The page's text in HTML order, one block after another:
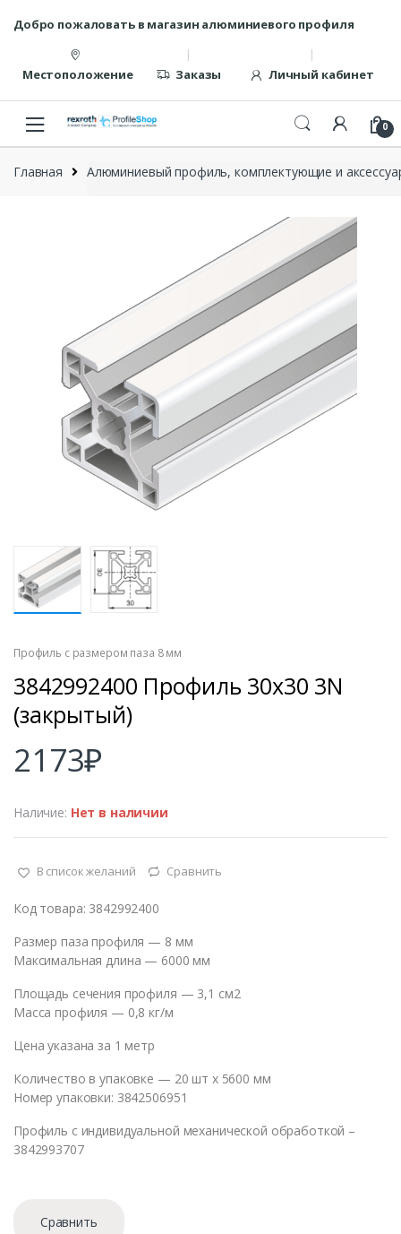
содержанию
Добро пожаловать в магазин алюминиевого профиля
Местоположение Заказы Личный кабинет
0
Главная Алюминиевый профиль, комплектующие и
Профиль с размером паза 8 мм
3842992400 Профиль 30х30 3N
(закрытый)
2173₽
Наличие: Нет в наличии
В список желаний Сравнить
Код товара: 3842992400
Размер паза профиля — 8 мм
Максимальная длина — 6000 мм
Площадь сечения профиля — 3,1 см2
Масса профиля — 0,8 кг/м
Цена указана за 1 метр
Количество в упаковке — 20 шт х 5600 мм
Номер упаковки: 3842506951
Профиль с индивидуальной механической обработкой –
3842993707
Сравнить